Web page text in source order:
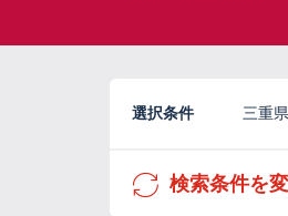
選択条件 三重
検索条件を